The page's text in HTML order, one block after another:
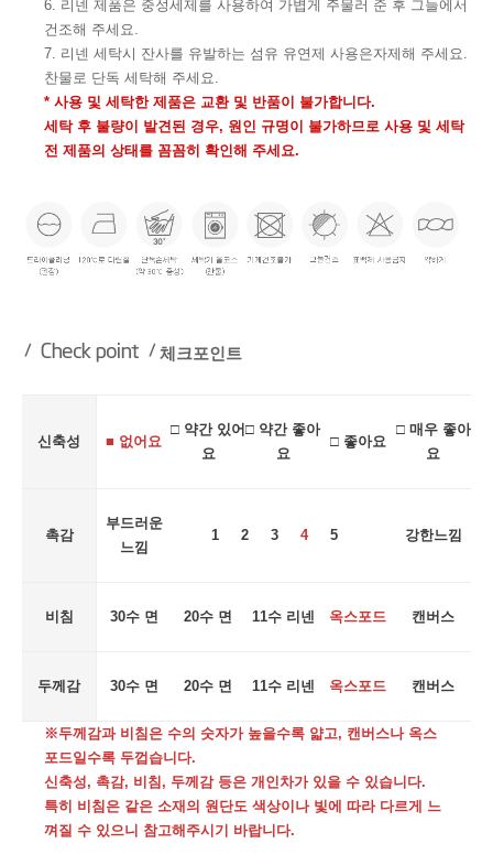
6. 리넨 제품은 중성세제를 사용하여 가볍게 주물러 준 후 그늘에서
건조해 주세요.
7. 리넨 세탁시 잔사를 유발하는 섬유 유연제 사용은자제해 주세요.
찬물로 단독 세탁해 주세요.
* 사용 및 세탁한 제품은 교환 및 반품이 불가합니다.
세탁 후 불량이 발견된 경우, 원인 규명이 불가하므로 사용 및 세탁
전 제품의 상태를 꼼꼼히 확인해 주세요.
체크포인트
신축성 ■ 없어요
□ 약간 있어
요
□ 약간 좋아
요
□ 좋아요
□ 매우 좋아
요
촉감
부드러운
느낌
1 2 3 45 강한느낌
비침 30수 면 20수 면 11수 리넨 옥스포드 캔버스
두께감 30수 면 20수 면 11수 리넨 옥스포드 캔버스
※두께감과 비침은 수의 숫자가 높을수록 얇고, 캔버스나 옥스
포드일수록 두껍습니다.
신축성, 촉감, 비침, 두께감 등은 개인차가 있을 수 있습니다.
특히 비침은 같은 소재의 원단도 색상이나 빛에 따라 다르게 느
껴질 수 있으니 참고해주시기 바랍니다.